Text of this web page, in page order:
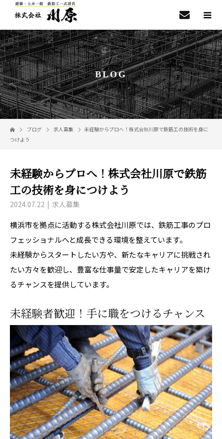
BLOG
ブログ 求人募集
未経験からプロへ！株式会社川原で鉄筋工の技術を身に
つけよう
未経験からプロへ！株式会社川原で鉄筋
工の技術を身につけよう
2024.07.22 求人募集
横浜市を拠点に活動する株式会社川原では、鉄筋工事のプロ
フェッショナルへと成長できる環境を整えています。
未経験からスタートしたい方や、新たなキャリアに挑戦され
たい方々を歓迎し、豊富な仕事量で安定したキャリアを築け
るチャンスを提供しています。
未経験者歓迎！手に職をつけるチャンス